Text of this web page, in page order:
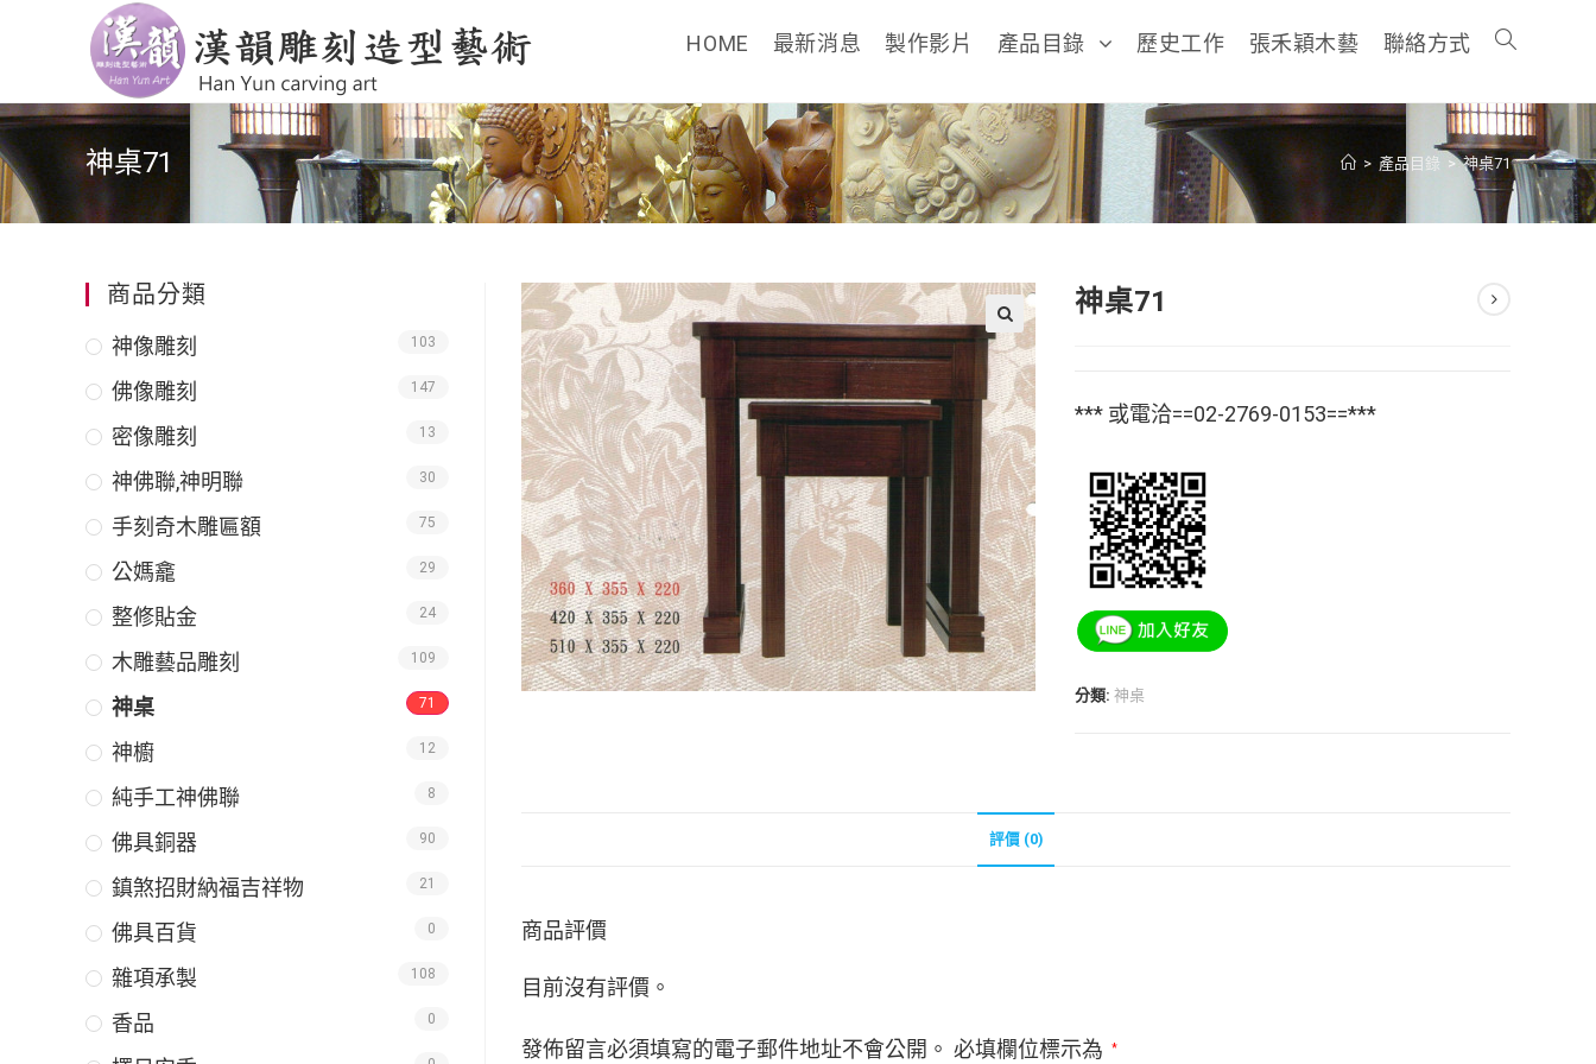
HOME 最新消息 製作影片 產品目錄 歷史工作 張禾穎木藝 聯絡方式
神桌71 > 產品目錄 > 神桌71
🔍
神桌71
*** 或電洽==02-2769-0153==***
分類:神桌
評價 (0)
商品評價
目前沒有評價。
發佈留言必須填寫的電子郵件地址不會公開。 必填欄位標示為 *
商品分類
神像雕刻 103
佛像雕刻 147
密像雕刻 13
神佛聯,神明聯 30
手刻奇木雕匾額 75
公媽龕 29
整修貼金 24
木雕藝品雕刻 109
神桌 71
神櫥 12
純手工神佛聯 8
佛具銅器 90
鎮煞招財納福吉祥物 21
佛具百貨 0
雜項承製 108
香品 0